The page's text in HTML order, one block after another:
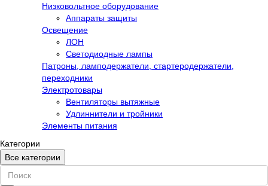
Низковольтное оборудование
Аппараты защиты
Освещение
ЛОН
Светодиодные лампы
Патроны, ламподержатели, стартеродержатели,
переходники
Электротовары
Вентиляторы вытяжные
Удлиннители и тройники
Элементы питания
Категории
Все категории